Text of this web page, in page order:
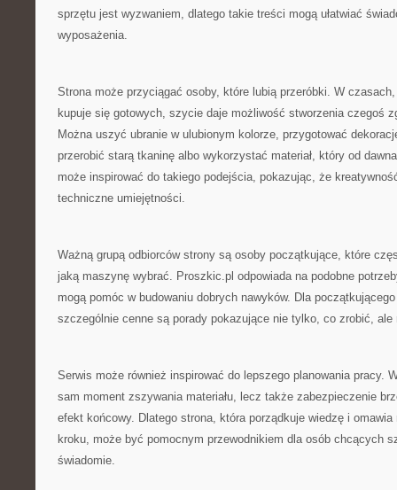
sprzętu jest wyzwaniem, dlatego takie treści mogą ułatwiać
wyposażenia.
Strona może przyciągać osoby, które lubią przeróbki. W
kupuje się gotowych, szycie daje możliwość stworzenia czegoś
Można uszyć ubranie w ulubionym kolorze, przygotować
przerobić starą tkaninę albo wykorzystać materiał, który od
może inspirować do takiego podejścia, pokazując, że
techniczne umiejętności.
Ważną grupą odbiorców strony są osoby początkujące, które
jaką maszynę wybrać. Proszkic.pl odpowiada na podobne
mogą pomóc w budowaniu dobrych nawyków. Dla
szczególnie cenne są porady pokazujące nie tylko, co zrobić, ale
Serwis może również inspirować do lepszego planowania pracy.
sam moment zszywania materiału, lecz także zabezpieczenie
efekt końcowy. Dlatego strona, która porządkuje wiedzę i
kroku, może być pomocnym przewodnikiem dla osób chcących
świadomie.